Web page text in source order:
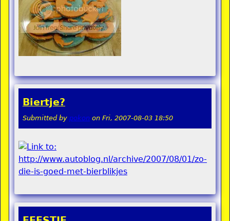
Biertje?
Submitted by pokon on Fri, 2007-08-03 18:50